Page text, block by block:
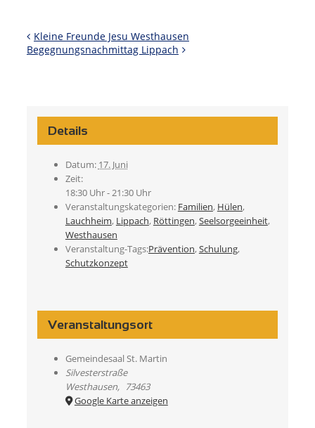
Kleine Freunde Jesu Westhausen
Begegnungsnachmittag Lippach
Details
Datum: 17. Juni
Zeit:
18:30 Uhr - 21:30 Uhr
Veranstaltungskategorien: Familien, Hülen,
Lauchheim, Lippach, Röttingen,Seelsorgeeinheit,
Westhausen
Veranstaltung-Tags:Prävention,Schulung,
Schutzkonzept
Veranstaltungsort
Gemeindesaal St. Martin
Silvesterstraße
Westhausen, 73463
Google Karte anzeigen